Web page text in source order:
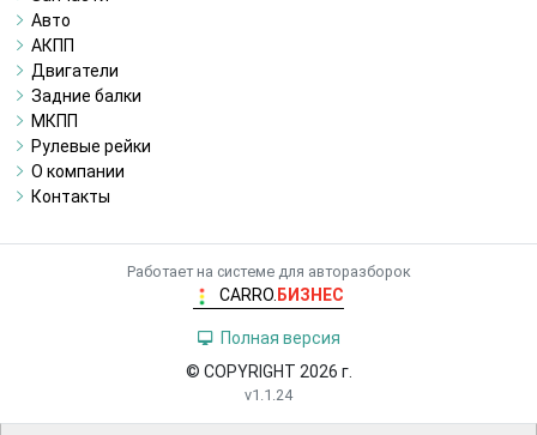
Авто
АКПП
Двигатели
Задние балки
МКПП
Рулевые рейки
О компании
Контакты
Работает на системе для авторазборок
CARRO. БИЗНЕС
Полная версия
© COPYRIGHT 2026 г.
v1.1.24